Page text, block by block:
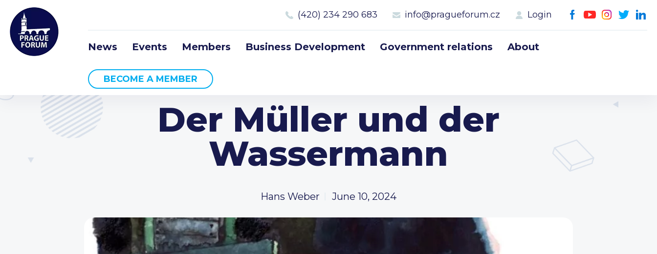
(420) 234 290 683 info@pragueforum.cz Login
News Events Members Business Development Government relations About
BECOME A MEMBER
Der Müller und der
Wassermann
Hans Weber June 10, 2024